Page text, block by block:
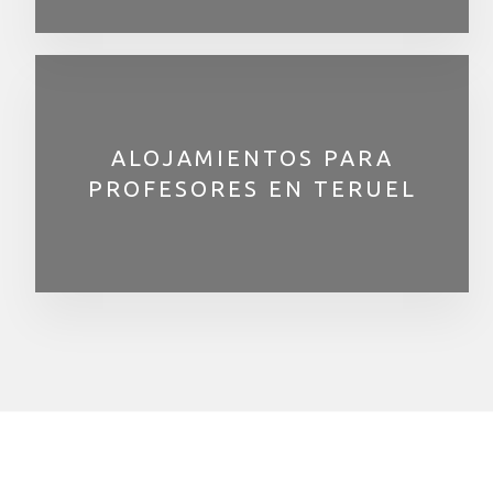
ALOJAMIENTOS PARA
PROFESORES EN TERUEL